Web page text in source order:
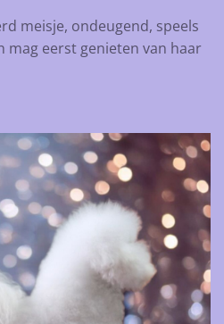
meisje, ondeugend, speels
mag eerst genieten van haar